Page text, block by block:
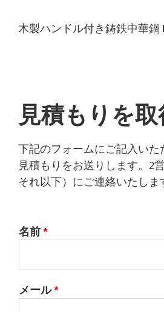
木製ハンドル付き鋳鉄中華
見積もりを
下記のフォームにご記入い
見積もりをお送りします。2
それ以下）にご連絡いたしま
名前*
メール*